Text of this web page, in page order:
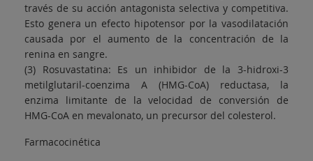
través de su acción antagonista selectiva y competitiva.
Esto genera un efecto hipotensor por la vasodilatación
causada por el aumento de la concentración de la
renina en sangre.
(3) Rosuvastatina: Es un inhibidor de la 3-hidroxi-3
metilglutaril-coenzima A (HMG-CoA) reductasa, la
enzima limitante de la velocidad de conversión de
HMG-CoA en mevalonato, un precursor del colesterol.
Farmacocinética